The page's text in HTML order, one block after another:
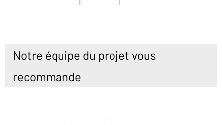
Notre équipe du projet vous
recommande